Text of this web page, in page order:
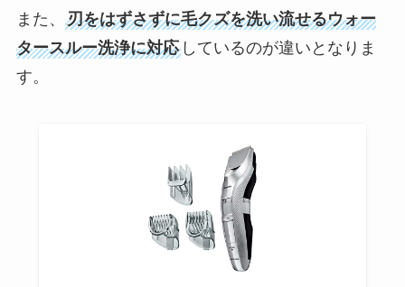
また、 刃をはずさずに毛クズを洗い流せるウォー
タースルー洗浄に対応しているのが違いとなりま
す。